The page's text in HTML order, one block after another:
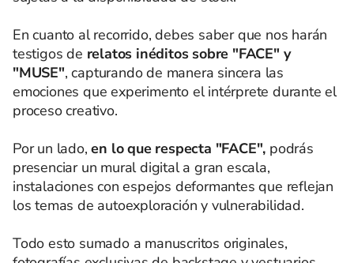
En cuanto al recorrido, debes saber que nos harán
testigos de relatos inéditos sobre "FACE" y
"MUSE", capturando de manera sincera las
emociones que experimento el intérprete durante el
proceso creativo.
Por un lado,en lo que respecta "FACE", podrás
presenciar un mural digital a gran escala,
instalaciones con espejos deformantes que reflejan
los temas de autoexploración y vulnerabilidad.
Todo esto sumado a manuscritos originales,